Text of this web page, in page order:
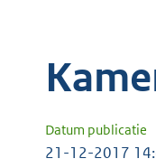
Datum publicatie
21-12-2017